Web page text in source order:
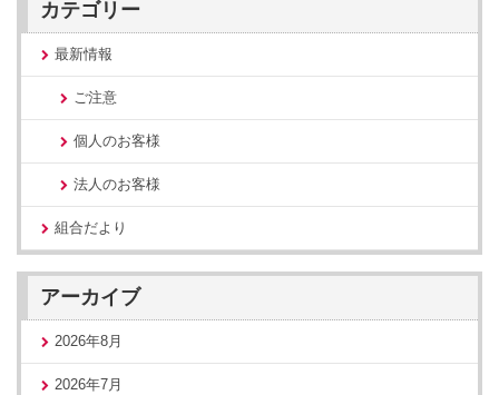
カテゴリー
最新情報
ご注意
個人のお客様
法人のお客様
組合だより
アーカイブ
2026年8月
2026年7月